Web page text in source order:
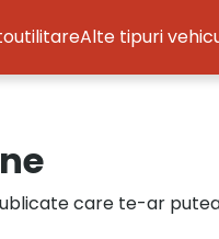
Alte tipuri
care te-ar